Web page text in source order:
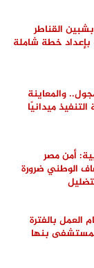
القناطر
خطة شاملة
والمعاينة
ميدانيًا
أمن مصر
الوطني ضرورة
العمل بالفترة
بمستشفى بنها